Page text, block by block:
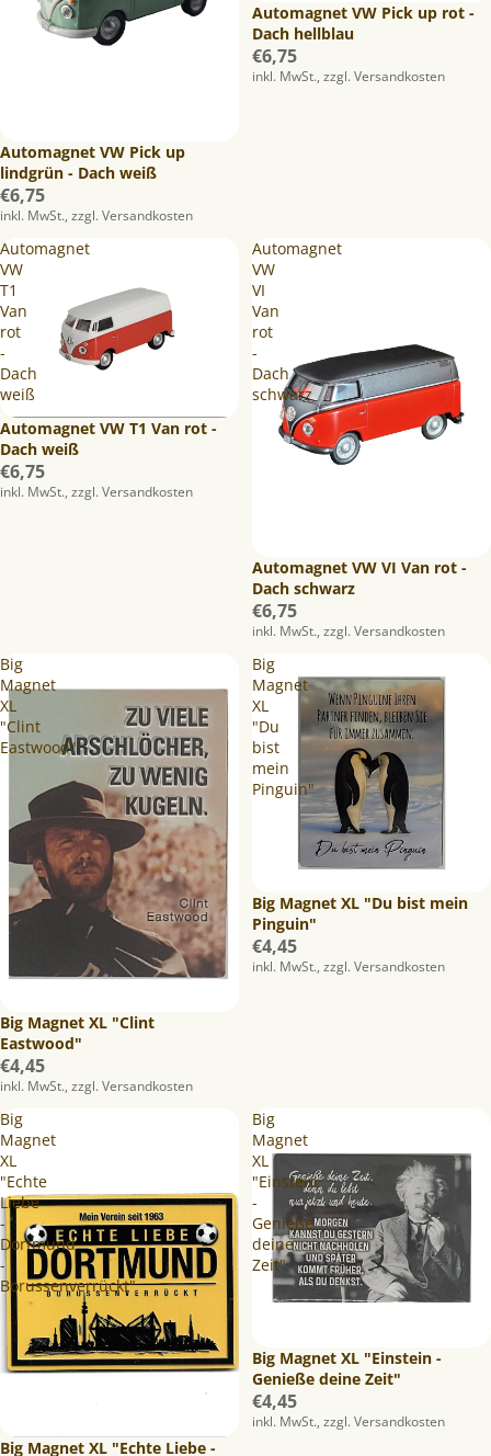
Automagnet VW Pick up
lindgrün - Dach weiß
€6,75
inkl. MwSt., zzgl. Versandkosten
Automagnet VW Pick up rot -
Dach hellblau
€6,75
inkl. MwSt., zzgl. Versandkosten
Automagnet
VW
T1
Van
rot
-
Dach
weiß
Automagnet VW T1 Van rot -
Dach weiß
€6,75
inkl. MwSt., zzgl. Versandkosten
Automagnet
VW
VI
Van
rot
-
Dach
schwarz
Automagnet VW VI Van rot -
Dach schwarz
€6,75
inkl. MwSt., zzgl. Versandkosten
Big
Magnet
XL
"Clint
Eastwood"
Big Magnet XL "Clint
Eastwood"
€4,45
inkl. MwSt., zzgl. Versandkosten
Big
Magnet
XL
"Du
bist
mein
Pinguin"
Big Magnet XL "Du bist mein
Pinguin"
€4,45
inkl. MwSt., zzgl. Versandkosten
Big
Magnet
XL
"Echte
Liebe
-
Dortmund
-
Borussenverrückt"
Big Magnet XL "Echte Liebe -
Big
Magnet
XL
"Einstein
-
Genieße
deine
Zeit"
Big Magnet XL "Einstein -
Genieße deine Zeit"
€4,45
inkl. MwSt., zzgl. Versandkosten
Datenschutzerklärung
Kontaktinformationen